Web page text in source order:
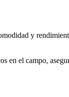
y
en el campo,